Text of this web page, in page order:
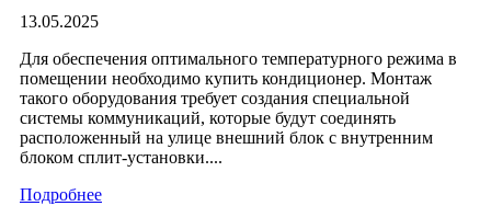
13.05.2025
Для обеспечения оптимального температурного режима в
помещении необходимо купить кондиционер. Монтаж
такого оборудования требует создания специальной
системы коммуникаций, которые будут соединять
расположенный на улице внешний блок с внутренним
блоком сплит-установки....
Подробнее